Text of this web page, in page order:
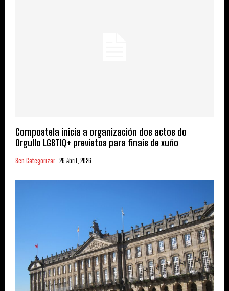
Compostela inicia a organización dos actos do
Orgullo LGBTIQ+ previstos para finais de xuño
Sen Categorizar 26 Abril, 2026